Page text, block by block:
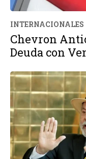
INTERNACIONALES
Chevron
Deuda con